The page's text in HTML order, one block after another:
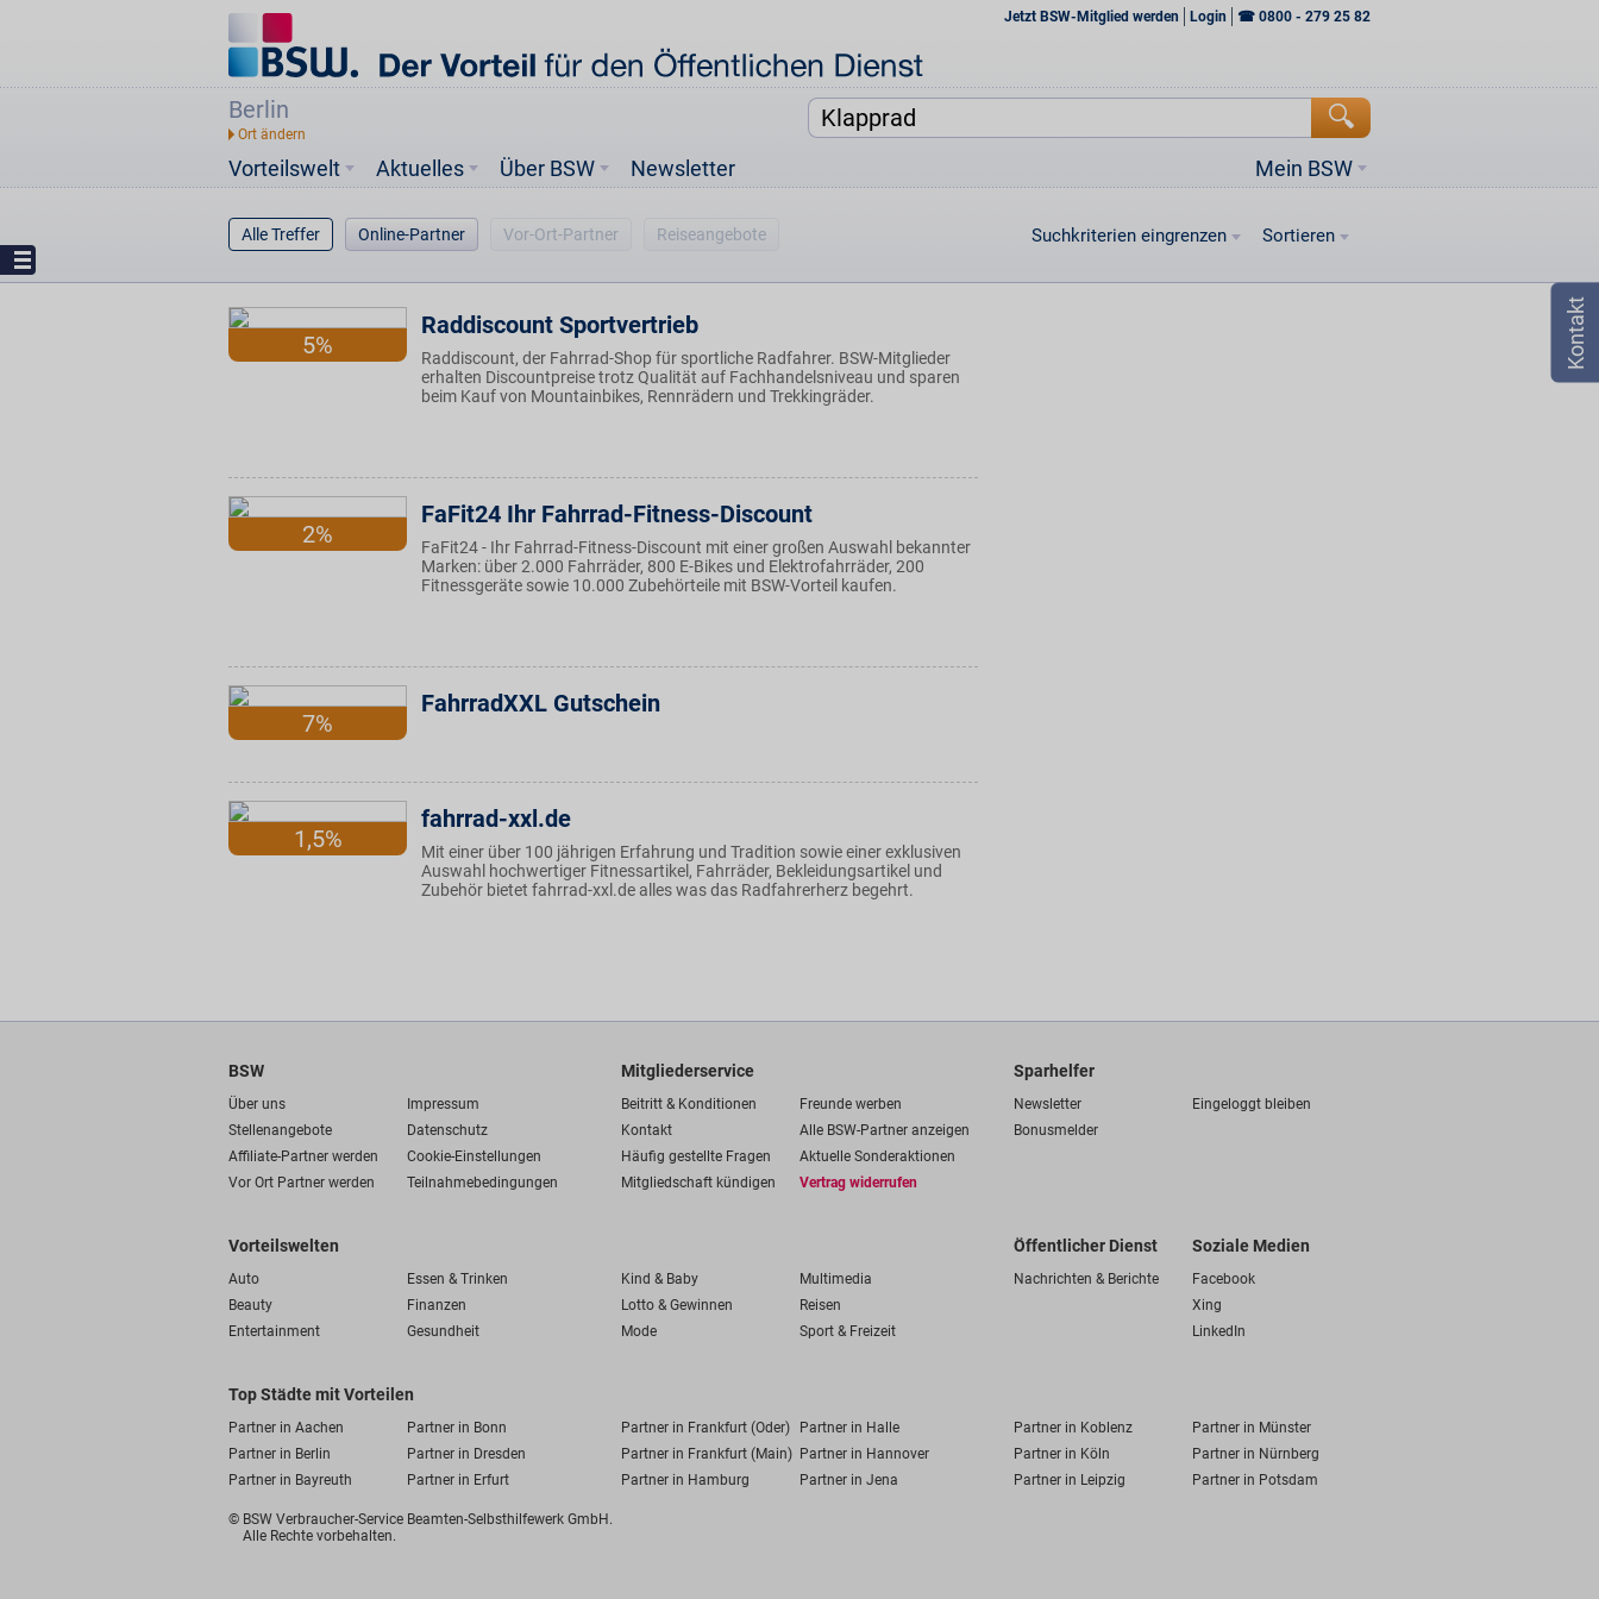
Jetzt BSW-Mitglied werden Login ☎ 0800 - 279 25 82
Berlin
Vorteilswelt Mein BSW
Aktuelles Über BSW Newsletter
Alle Treffer Online-Partner Vor-Ort-Partner Reiseangebote Suchkriterien eingrenzen Sortieren
5%
Raddiscount Sportvertrieb
Raddiscount, der Fahrrad-Shop für sportliche Radfahrer. BSW-Mitglieder
erhalten Discountpreise trotz Qualität auf Fachhandelsniveau und sparen
beim Kauf von Mountainbikes, Rennrädern und Trekkingräder.
2%
FaFit24 Ihr Fahrrad-Fitness-Discount
FaFit24 - Ihr Fahrrad-Fitness-Discount mit einer großen Auswahl bekannter
Marken: über 2.000 Fahrräder, 800 E-Bikes und Elektrofahrräder, 200
Fitnessgeräte sowie 10.000 Zubehörteile mit BSW-Vorteil kaufen.
7%
FahrradXXL Gutschein
1,5%
fahrrad-xxl.de
Mit einer über 100 jährigen Erfahrung und Tradition sowie einer exklusiven
Auswahl hochwertiger Fitnessartikel, Fahrräder, Bekleidungsartikel und
Zubehör bietet fahrrad-xxl.de alles was das Radfahrerherz begehrt.
BSW
Über uns
Impressum
Stellenangebote
Datenschutz
Affiliate-Partner werden
Cookie-Einstellungen
Vor Ort Partner werden
Teilnahmebedingungen
Mitgliederservice
Beitritt & Konditionen
Freunde werben
Kontakt
Alle BSW-Partner anzeigen
Häufig gestellte Fragen
Aktuelle Sonderaktionen
Mitgliedschaft kündigen
Vertrag widerrufen
Sparhelfer
Newsletter
Eingeloggt bleiben
Bonusmelder
Vorteilswelten
Auto Essen & Trinken Kind & Baby
Multimedia
Beauty
Finanzen Lotto & Gewinnen
Reisen
Entertainment
Gesundheit Mode Sport & Freizeit
Öffentlicher Dienst
Nachrichten & Berichte
Soziale Medien
Facebook
Xing
LinkedIn
Top Städte mit Vorteilen
Partner in Aachen Partner in Bonn Partner in Frankfurt (Oder) Partner in Halle Partner in Koblenz
Partner in Münster
Partner in Berlin
Partner in Dresden Partner in Frankfurt (Main) Partner in Hannover Partner in Köln
Partner in Nürnberg
Partner in Bayreuth
Partner in Erfurt Partner in Hamburg Partner in Jena Partner in Leipzig Partner in Potsdam
© BSW Verbraucher-Service Beamten-Selbsthilfewerk GmbH.
Alle Rechte vorbehalten.